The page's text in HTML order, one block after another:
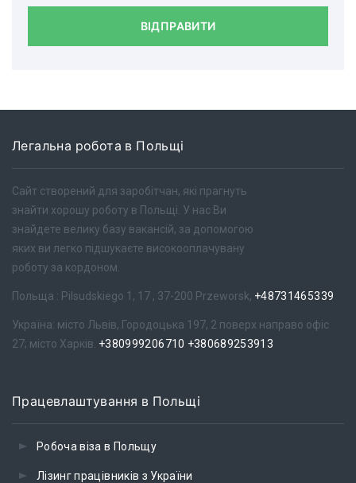
ВІДПРАВИТИ
Легальна робота в Польщі
Сайт створений для заробітчан, які прагнуть
знайти хорошу роботу в Польщі. У нас Ви
знайдете велику базу вакансій, за допомогою
яких ви легко підшукаєте високооплачувану
роботу за кордоном.
Польща : Pilsudskiego 1, 17 , 37-200 Przeworsk, +48731465339
Україна: місто Львів, Городоцька 197, 2 поверх направо офіс
27; місто Харків. +380999206710 +380689253913
Працевлаштування в Польщі
Робоча віза в Польщу
Лізинг працівників з України